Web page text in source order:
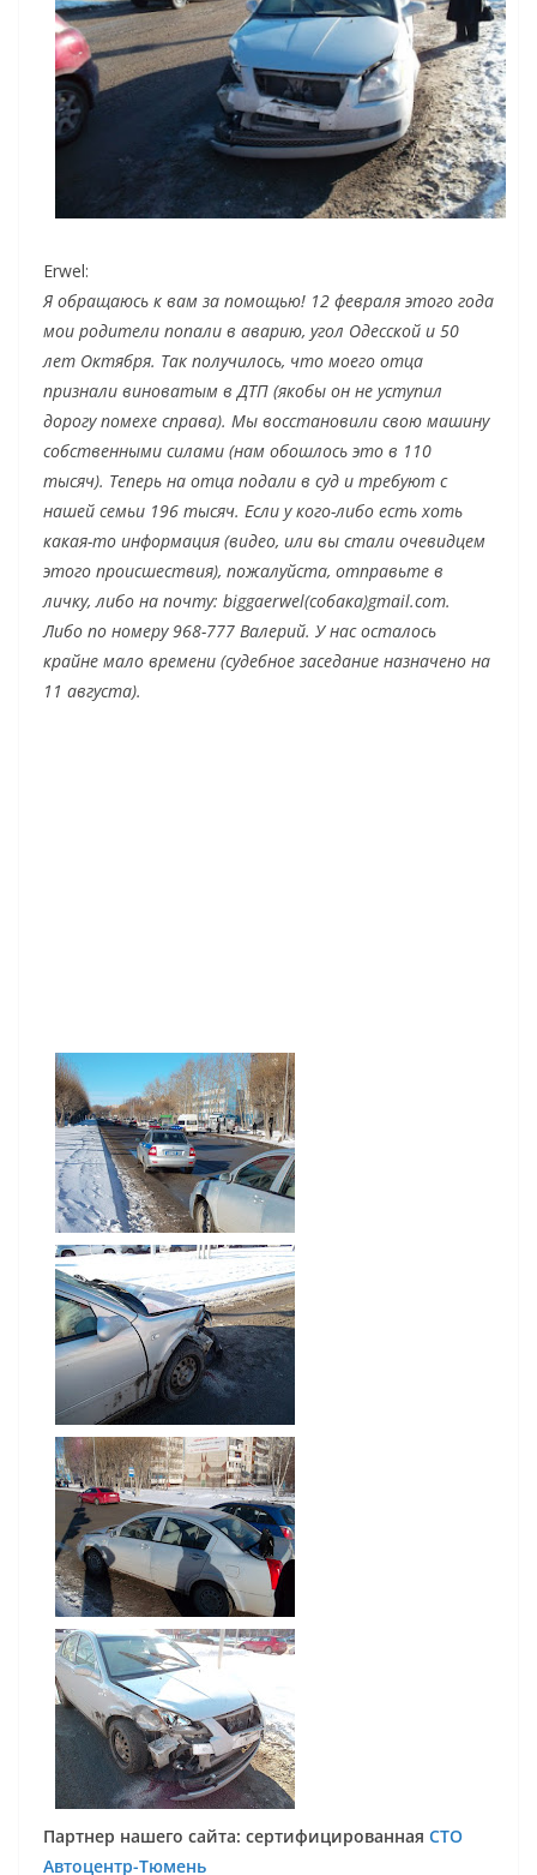
Erwel:
Я обращаюсь к вам за помощью! 12 февраля этого года
мои родители попали в аварию, угол Одесской и 50
лет Октября. Так получилось, что моего отца
признали виноватым в ДТП (якобы он не уступил
дорогу помехе справа). Мы восстановили свою машину
собственными силами (нам обошлось это в 110
тысяч). Теперь на отца подали в суд и требуют с
нашей семьи 196 тысяч. Если у кого-либо есть хоть
какая-то информация (видео, или вы стали очевидцем
этого происшествия), пожалуйста, отправьте в
личку, либо на почту: biggaerwel(собака)gmail.com.
Либо по номеру 968-777 Валерий. У нас осталось
крайне мало времени (судебное заседание назначено на
11 августа).
Партнер нашего сайта: сертифицированная СТО
Автоцентр-Тюмень